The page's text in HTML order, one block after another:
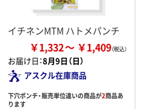
イチネンMTM ハトメパンチ
￥1,332 ￥1,409
お届け日：8月9日（日）
アスクル在庫商品
下穴ポンチ・販売単位違いの商品が2商品あ
ります